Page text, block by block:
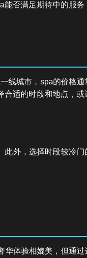
否满足期待中的服务
线城市，spa的价格通
合适的时段和地点，或
此外，选择时段较冷门
华体验相媲美，但通过